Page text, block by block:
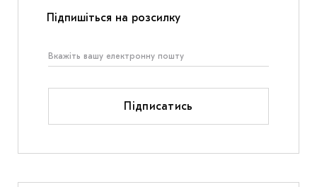
Підпишіться на розсилку
Підписатись